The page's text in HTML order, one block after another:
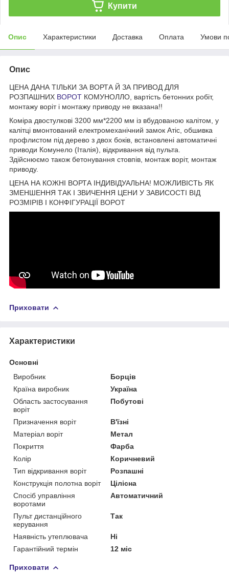
Купити
Опис Характеристики Доставка Оплата Умови
Опис
ЦЕНА ДАНА ТІЛЬКИ ЗА ВОРТА Й ЗА ПРИВОД ДЛЯ
РОЗПАШНИХ ВОРОТ КОМУНОЛЛО, вартість бетонних робіт,
монтажу воріт і монтажу приводу не вказана!!
Коміра двостулкові 3200 мм*2200 мм із вбудованою калітом, у
калітці вмонтований електромеханічний замок Атіс, обшивка
профлистом під дерево з двох боків, встановлені автоматичні
приводи Комунело (Італія), відкривання від пульта.
Здійснюємо також бетонування стовпів, монтаж воріт, монтаж
приводу.
ЦЕНА НА КОЖНІ ВОРТА ІНДИВІДУАЛЬНА! МОЖЛИВІСТЬ ЯК
ЗМЕНШЕННЯ ТАК І ЗВИЧЕННЯ ЦЕНИ У ЗАВИСОСТІ ВІД
РОЗМІРІВ І КОНФІГУРАЦІЇ ВОРОТ
Приховати
Характеристики
Основні
Виробник
Борців
Країна виробник
Україна
Область застосування
воріт
Побутові
Призначення воріт
В'їзні
Матеріал воріт
Метал
Покриття
Фарба
Колір
Коричневий
Тип відкривання воріт
Розпашні
Конструкція полотна воріт
Цілісна
Спосіб управління
воротами
Автоматичний
Пульт дистанційного
керування
Так
Наявність утеплювача
Ні
Гарантійний термін
12 міс
Приховати